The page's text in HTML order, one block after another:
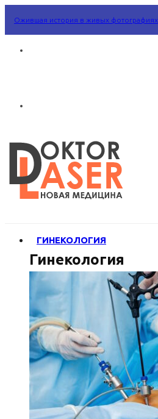
Ожившая история в живых фотографиях
ГИНЕКОЛОГИЯ
Гинекология